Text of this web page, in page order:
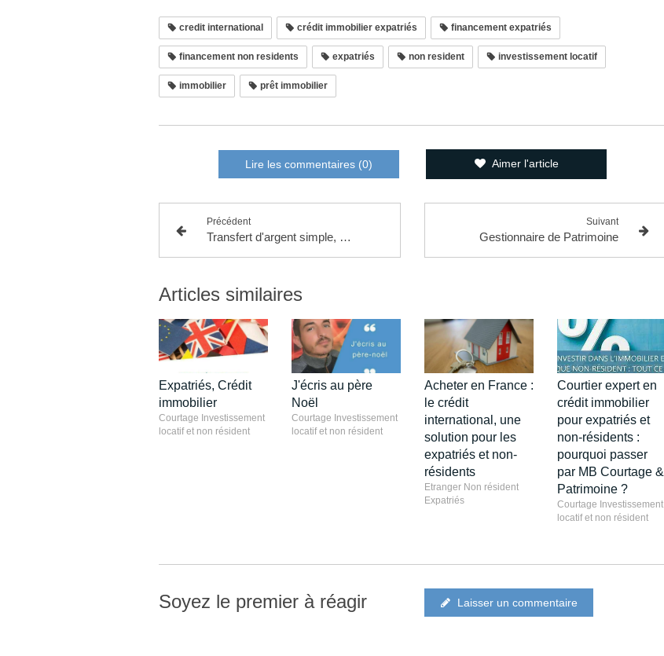
credit international crédit immobilier expatriés financement expatriés
financement non residents expatriés non resident investissement locatif
immobilier prêt immobilier
Lire les commentaires (0) Aimer l'article
Précédent
Transfert d'argent simple, sécurisé et pas cher
Suivant
Gestionnaire de Patrimoine
Articles similaires
Expatriés, Crédit
immobilier
Courtage Investissement
locatif et non résident
J'écris au père
Noël
Courtage Investissement
locatif et non résident
Acheter en France :
le crédit
international, une
solution pour les
expatriés et non-
résidents
Etranger Non résident
Expatriés
Courtier expert en
crédit immobilier
pour expatriés et
non-résidents :
pourquoi passer
par MB Courtage &
Patrimoine ?
Courtage Investissement
locatif et non résident
Soyez le premier à réagir Laisser un commentaire